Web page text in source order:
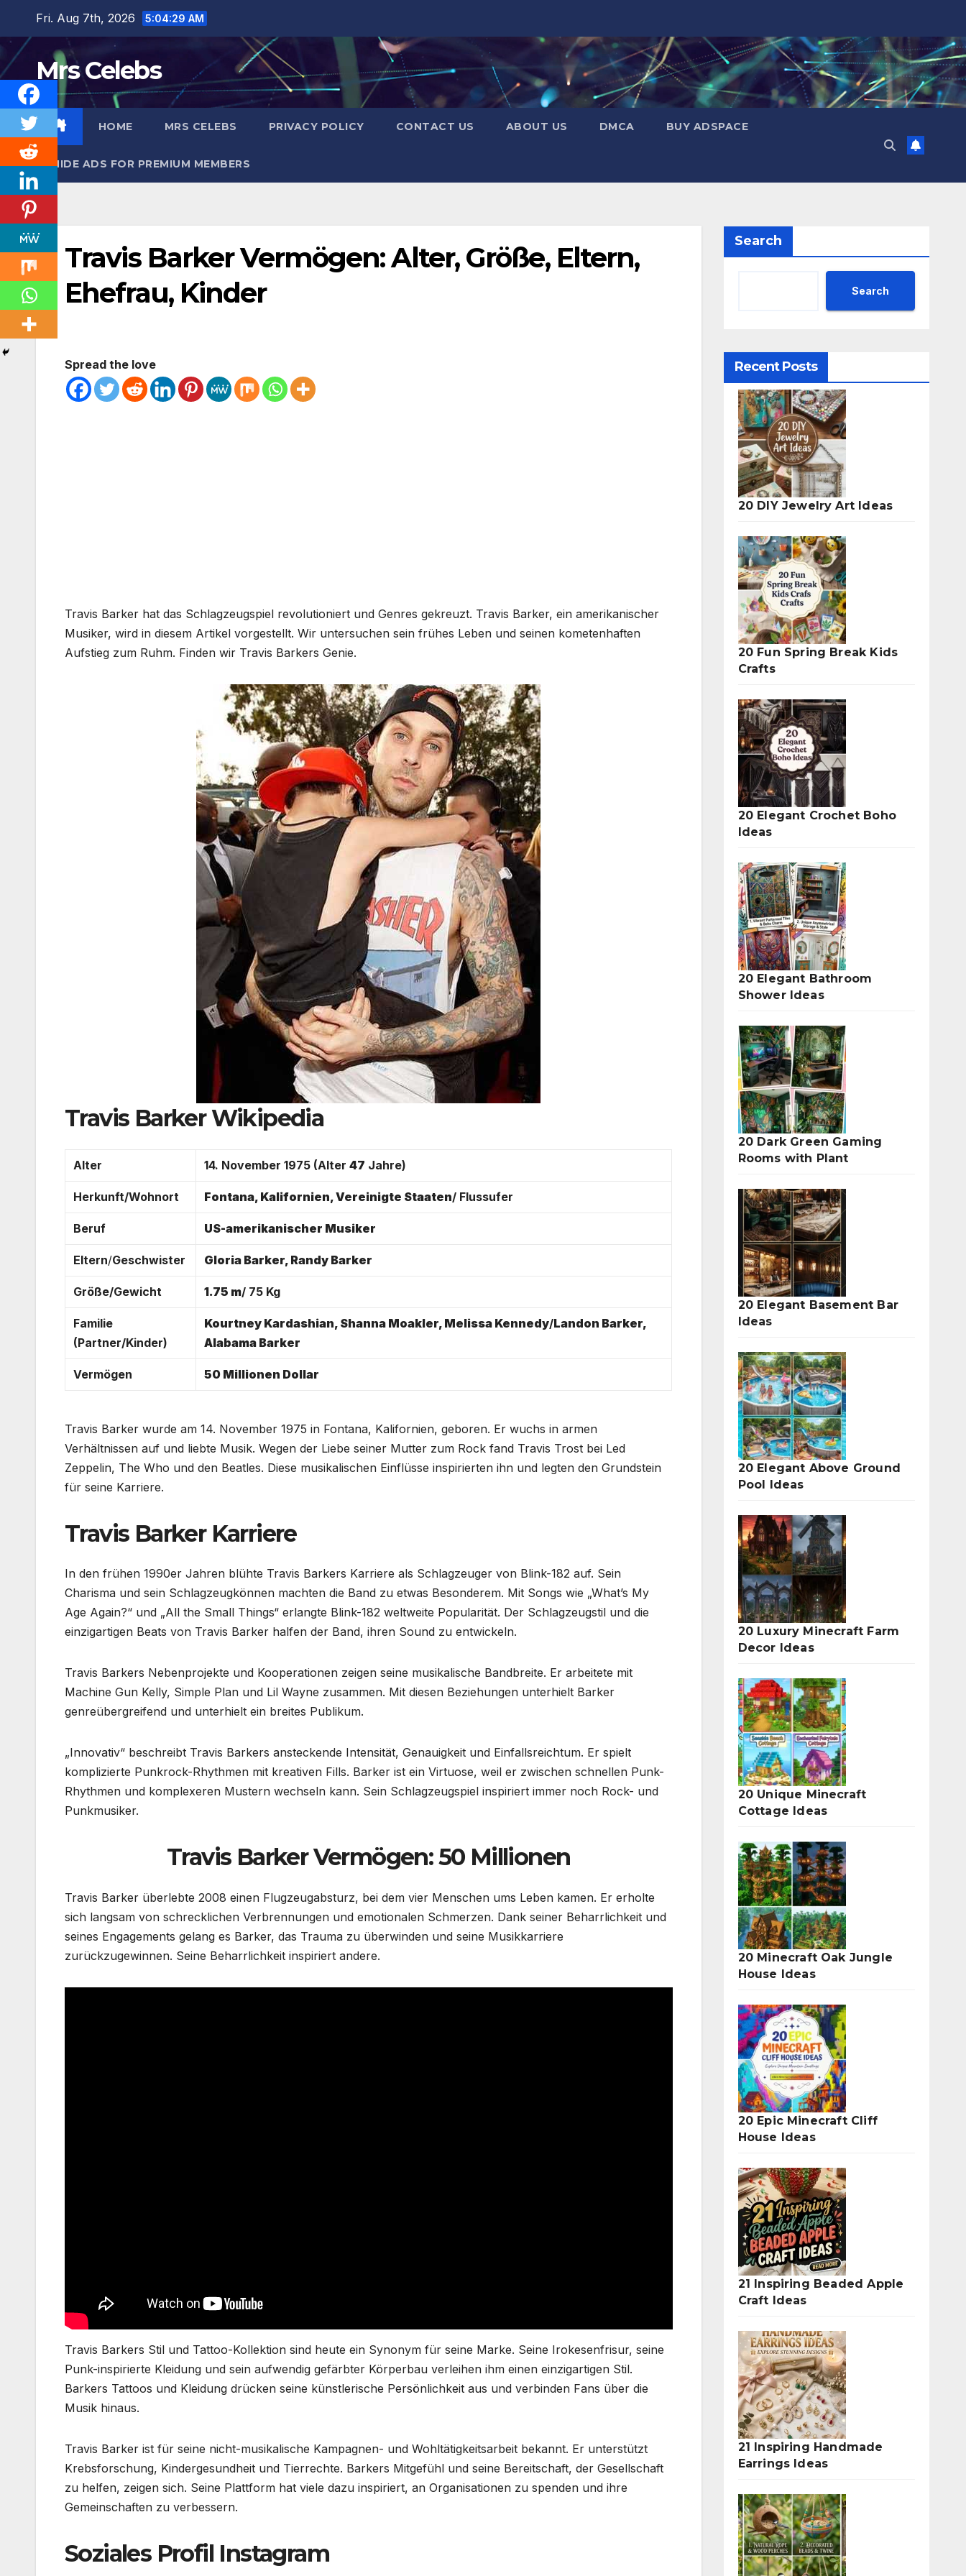
content
Fri. Aug 7th, 2026 5:04:30 AM
Mrs Celebs
HOME MRS CELEBS PRIVACY POLICY CONTACT US ABOUT US DMCA BUY ADSPACE
HIDE ADS FOR PREMIUM MEMBERS
Travis Barker Vermögen: Alter, Größe, Eltern,
Ehefrau, Kinder
Spread the love
Travis Barker hat das Schlagzeugspiel revolutioniert und Genres gekreuzt. Travis Barker, ein amerikanischer
Musiker, wird in diesem Artikel vorgestellt. Wir untersuchen sein frühes Leben und seinen kometenhaften
Aufstieg zum Ruhm. Finden wir Travis Barkers Genie.
Travis Barker Wikipedia
Alter 14. November 1975 (Alter47 Jahre)
Herkunft/Wohnort Fontana, Kalifornien, Vereinigte Staaten/ Flussufer
Beruf US-amerikanischer Musiker
Eltern/Geschwister Gloria Barker, Randy Barker
Größe/Gewicht 1.75 m/ 75 Kg
Familie
(Partner/Kinder)
Kourtney Kardashian, Shanna Moakler, Melissa Kennedy/Landon Barker,
Alabama Barker
Vermögen 50 Millionen Dollar
Travis Barker wurde am 14. November 1975 in Fontana, Kalifornien, geboren. Er wuchs in armen
Verhältnissen auf und liebte Musik. Wegen der Liebe seiner Mutter zum Rock fand Travis Trost bei Led
Zeppelin, The Who und den Beatles. Diese musikalischen Einflüsse inspirierten ihn und legten den Grundstein
für seine Karriere.
Travis Barker Karriere
In den frühen 1990er Jahren blühte Travis Barkers Karriere als Schlagzeuger von Blink-182 auf. Sein
Charisma und sein Schlagzeugkönnen machten die Band zu etwas Besonderem. Mit Songs wie „What’s My
Age Again?“ und „All the Small Things“ erlangte Blink-182 weltweite Popularität. Der Schlagzeugstil und die
einzigartigen Beats von Travis Barker halfen der Band, ihren Sound zu entwickeln.
Travis Barkers Nebenprojekte und Kooperationen zeigen seine musikalische Bandbreite. Er arbeitete mit
Machine Gun Kelly, Simple Plan und Lil Wayne zusammen. Mit diesen Beziehungen unterhielt Barker
genreübergreifend und unterhielt ein breites Publikum.
„Innovativ“ beschreibt Travis Barkers ansteckende Intensität, Genauigkeit und Einfallsreichtum. Er spielt
komplizierte Punkrock-Rhythmen mit kreativen Fills. Barker ist ein Virtuose, weil er zwischen schnellen Punk-
Rhythmen und komplexeren Mustern wechseln kann. Sein Schlagzeugspiel inspiriert immer noch Rock- und
Punkmusiker.
Travis Barker Vermögen: 50 Millionen
Travis Barker überlebte 2008 einen Flugzeugabsturz, bei dem vier Menschen ums Leben kamen. Er erholte
sich langsam von schrecklichen Verbrennungen und emotionalen Schmerzen. Dank seiner Beharrlichkeit und
seines Engagements gelang es Barker, das Trauma zu überwinden und seine Musikkarriere
zurückzugewinnen. Seine Beharrlichkeit inspiriert andere.
Travis Barkers Stil und Tattoo-Kollektion sind heute ein Synonym für seine Marke. Seine Irokesenfrisur, seine
Punk-inspirierte Kleidung und sein aufwendig gefärbter Körperbau verleihen ihm einen einzigartigen Stil.
Barkers Tattoos und Kleidung drücken seine künstlerische Persönlichkeit aus und verbinden Fans über die
Musik hinaus.
Travis Barker ist für seine nicht-musikalische Kampagnen- und Wohltätigkeitsarbeit bekannt. Er unterstützt
Krebsforschung, Kindergesundheit und Tierrechte. Barkers Mitgefühl und seine Bereitschaft, der Gesellschaft
zu helfen, zeigen sich. Seine Plattform hat viele dazu inspiriert, an Organisationen zu spenden und ihre
Gemeinschaften zu verbessern.
Soziales Profil Instagram
Search
Search
Recent Posts
20 DIY Jewelry Art Ideas
20 Fun Spring Break Kids
Crafts
20 Elegant Crochet Boho
Ideas
20 Elegant Bathroom
Shower Ideas
20 Dark Green Gaming
Rooms with Plant
20 Elegant Basement Bar
Ideas
20 Elegant Above Ground
Pool Ideas
20 Luxury Minecraft Farm
Decor Ideas
20 Unique Minecraft
Cottage Ideas
20 Minecraft Oak Jungle
House Ideas
20 Epic Minecraft Cliff
House Ideas
21 Inspiring Beaded Apple
Craft Ideas
21 Inspiring Handmade
Earrings Ideas